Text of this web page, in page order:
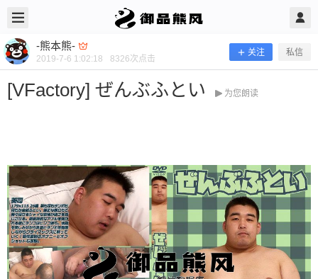
-熊本熊-
2019-7-6 1:02:18 8326次点击
关注 私信
[VFactory] ぜんぶふとい 为您朗读
-熊本熊- @ 御品熊风 2019/7/06
[VFactory] ぜんぶふとい